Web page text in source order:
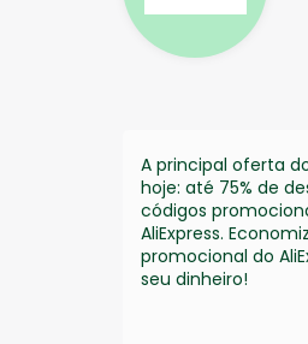
A principal oferta
hoje: até 75% de
códigos
AliExpress.
promocional do
seu dinheiro!